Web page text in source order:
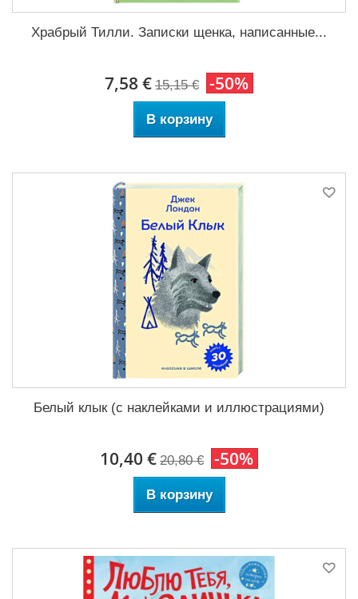
Храбрый Тилли. Записки щенка, написанные...
7,58 € 15,15 € -50%
В корзину
Белый клык (с наклейками и иллюстрациями)
10,40 € 20,80 € -50%
В корзину